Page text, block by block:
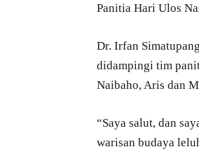
Panitia Hari Ulos
Dr. Irfan
didampingi tim
Naibaho, Aris dan
“Saya salut, dan
warisan budaya